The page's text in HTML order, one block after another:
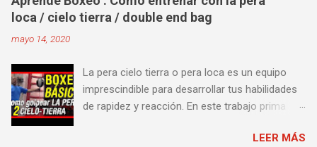
loca / cielo tierra / double end bag
mayo 14, 2020
La pera cielo tierra o pera loca es un equipo
imprescindible para desarrollar tus habilidades
de rapidez y reacción. En este trabajo prima
fuerza o la contundencia. Este trabajo también
LEER MÁS